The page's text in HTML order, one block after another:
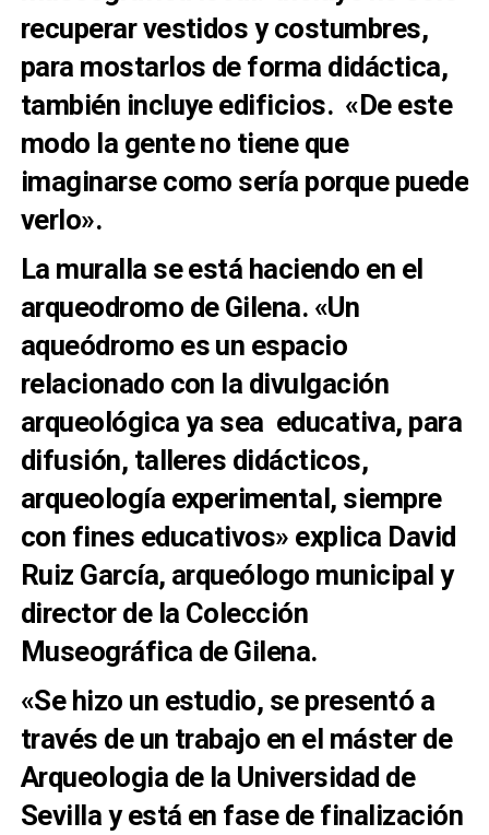
recuperar vestidos y costumbres,
para mostarlos de forma didáctica,
también incluye edificios. «De este
modo la gente no tiene que
imaginarse como sería porque puede
verlo».
La muralla se está haciendo en el
arqueodromo de Gilena. «Un
aqueódromo es un espacio
relacionado con la divulgación
arqueológica ya sea educativa, para
difusión, talleres didácticos,
arqueología experimental, siempre
con fines educativos» explica David
Ruiz García, arqueólogo municipal y
director de la Colección
Museográfica de Gilena.
«Se hizo un estudio, se presentó a
través de un trabajo en el máster de
Arqueologia de la Universidad de
Sevilla y está en fase de finalización